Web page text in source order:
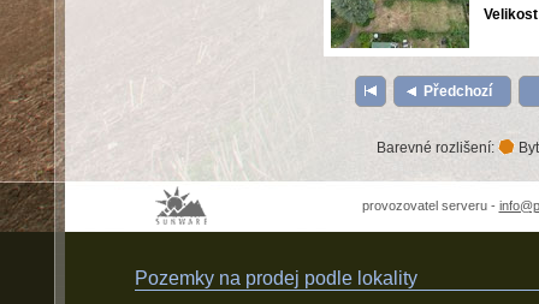
Předchozí
Barevné rozlišení:
provozovatel serveru -
Pozemky na prodej podle lokality